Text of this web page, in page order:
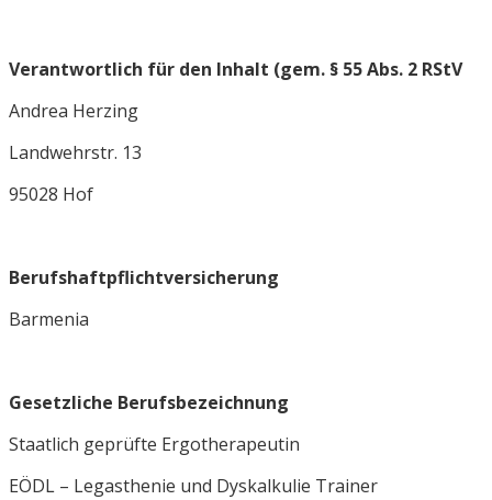
Verantwortlich für den Inhalt (gem. § 55 Abs. 2 RStV
Andrea Herzing
Landwehrstr. 13
95028 Hof
Berufshaftpflichtversicherung
Barmenia
Gesetzliche Berufsbezeichnung
Staatlich geprüfte Ergotherapeutin
EÖDL – Legasthenie und Dyskalkulie Trainer